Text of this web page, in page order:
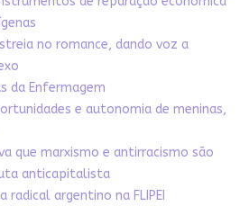
no romance, dando voz a
da Enfermagem
e autonomia de meninas,
que marxismo e antirracismo são
anticapitalista
radical argentino na FLIPEI